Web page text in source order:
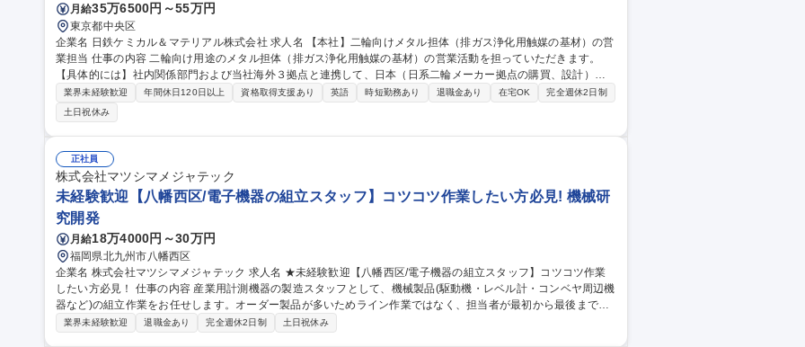
月給35万6500円～55万円
東京都中央区
企業名 日鉄ケミカル＆マテリアル株式会社 求人名 【本社】二輪向けメタル担体（排ガス浄化用触媒の基材）の営
業担当 仕事の内容 二輪向け用途のメタル担体（排ガス浄化用触媒の基材）の営業活動を担っていただきます。
【具体的には】社内関係部門および当社海外３拠点と連携して、日本（日系二輪メーカー拠点の購買、設計）に
加えて、東南アジア、インド、中国にある二輪メーカー拠点や触媒メーカー など顧客の課題、ニーズ把握と事業
方針への反映、拡販活動立案と採用獲得活動の実行など戦略的な営業活動を行うポジションです。（当社はイン
ドネシア、インド、中国に拠点を有しております） 募集職種 【本社】二輪向けメタル担体（排ガス浄化用触媒の
基材）の営業担当
業界未経験歓迎 年間休日120日以上 資格取得支援あり 英語 時短勤務あり 退職金あり 在宅OK
完全週休2日制
土日祝休み
正社員
株式会社マツシマメジャテック
未経験歓迎【八幡西区/電子機器の組立スタッフ】コツコツ作業したい方必見! 機械研
究開発
月給18万4000円～30万円
福岡県北九州市八幡西区
企業名 株式会社マツシマメジャテック 求人名 ★未経験歓迎【八幡西区/電子機器の組立スタッフ】コツコツ作業
したい方必見！ 仕事の内容 産業用計測機器の製造スタッフとして、機械製品(駆動機・レベル計・コンベヤ周辺機
器など)の組立作業をお任せします。オーダー製品が多いためライン作業ではなく、担当者が最初から最後まで組
み上げていきます。 【具体的に】 ■機械、電気部品のネジ締め、組み立て ■配線の取り付け ■動作確認 など ★仕
業界未経験歓迎 退職金あり 完全週休2日制 土日祝休み